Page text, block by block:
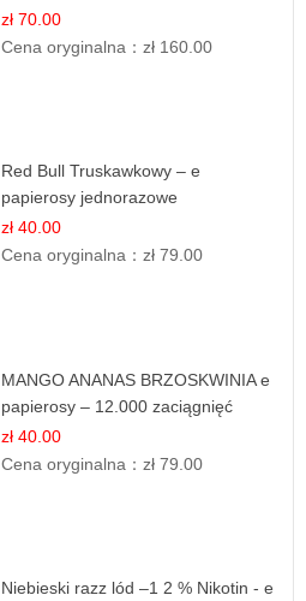
zł 70.00
Cena oryginalna：zł 160.00
Red Bull Truskawkowy – e
papierosy jednorazowe
zł 40.00
Cena oryginalna：zł 79.00
MANGO ANANAS BRZOSKWINIA e
papierosy – 12.000 zaciągnięć
zł 40.00
Cena oryginalna：zł 79.00
Niebieski razz lód –1 2 % Nikotin - e